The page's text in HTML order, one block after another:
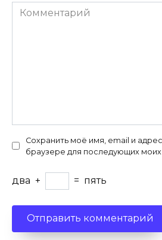
Комментарий
Сохранить моё имя, email и
браузере для последующих
два + = пять